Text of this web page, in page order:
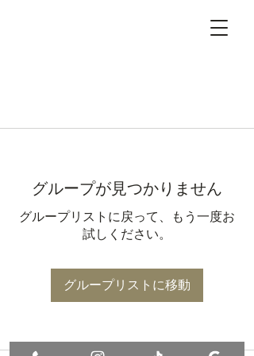
グループが見つかりません
グループリストに戻って、もう一度お
試しください。
グループリストに移動